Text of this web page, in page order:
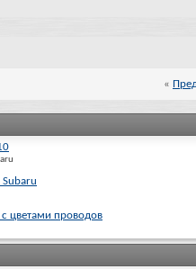
«
цветами проводов